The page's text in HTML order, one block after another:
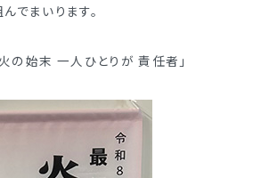
でまいります。
の始末 一人ひとりが 責任者」